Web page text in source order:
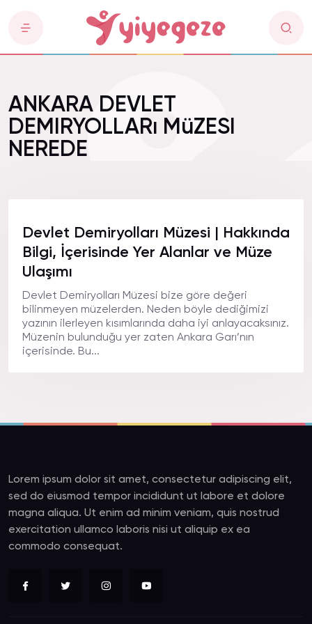
ANKARA DEVLET
DEMIRYOLLARı MüZESI
NEREDE
Devlet Demiryolları Müzesi | Hakkında
Bilgi, İçerisinde Yer Alanlar ve Müze
Ulaşımı
Devlet Demiryolları Müzesi bize göre değeri
bilinmeyen müzelerden. Neden böyle dediğimizi
yazının ilerleyen kısımlarında daha iyi anlayacaksınız.
Müzenin bulunduğu yer zaten Ankara Garı’nın
içerisinde. Bu...
Lorem ipsum dolor sit amet, consectetur adipiscing elit,
sed do eiusmod tempor incididunt ut labore et dolore
magna aliqua. Ut enim ad minim veniam, quis nostrud
exercitation ullamco laboris nisi ut aliquip ex ea
commodo consequat.